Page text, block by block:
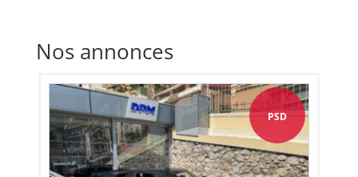
Nos annonces
PSD